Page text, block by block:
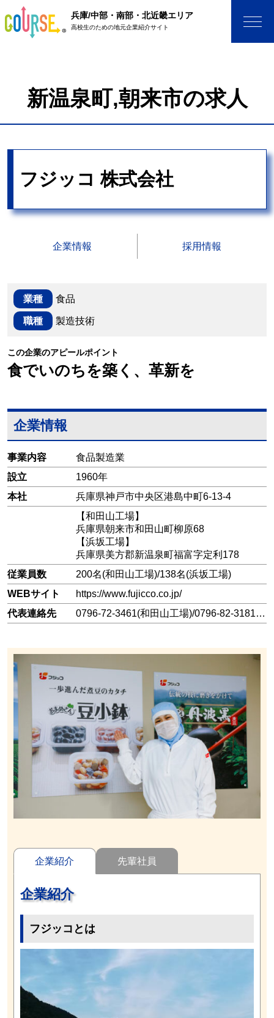
兵庫/中部・南部・北近畿エリア
高校生のための地元企業紹介サイト
新温泉町,朝来市の求人
フジッコ 株式会社
企業情報 採用情報
業種 食品
職種 製造技術
この企業のアピールポイント
食でいのちを築く、革新を
企業情報
事業内容
食品製造業
設立
1960年
本社
兵庫県神戸市中央区港島中町6-13-4
【和田山工場】
兵庫県朝来市和田山町柳原68
【浜坂工場】
兵庫県美方郡新温泉町福富字定利178
従業員数
200名(和田山工場)/138名(浜坂工場)
WEBサイト
https://www.fujicco.co.jp/
代表連絡先
0796-72-3461(和田山工場)/0796-82-3181(浜坂工場)
企業紹介 先輩社員
企業紹介
フジッコとは